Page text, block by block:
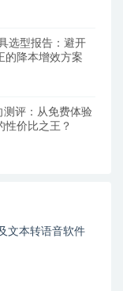
选型报告：避开
的降本增效方案
评：从免费体验
性价比之王？
文本转语音软件